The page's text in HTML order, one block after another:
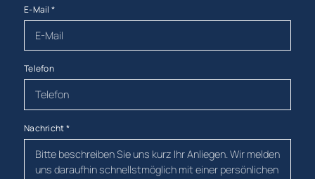
E-Mail *
Telefon
Nachricht*